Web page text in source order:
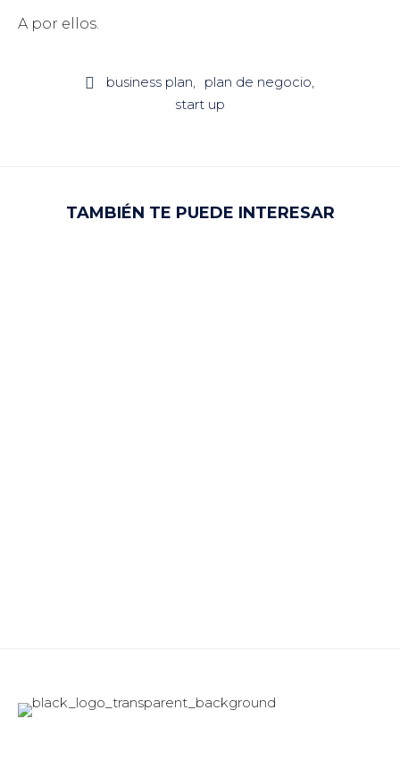
A por ellos.
 business plan
plan de negocio
start up
TAMBIÉN TE PUEDE INTERESAR